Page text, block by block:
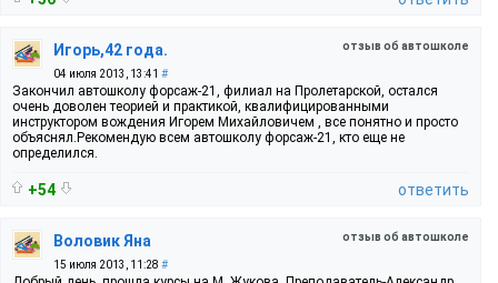
отзыв об автошколе
Игорь,42 года.
04 июля 2013, 13:41 #
Закончил автошколу форсаж-21, филиал на Пролетарской, остался
очень доволен теорией и практикой, квалифицированными
инструктором вождения Игорем Михайловичем , все понятно и просто
объяснял.Рекомендую всем автошколу форсаж-21, кто еще не
определился.
+54 ответить
отзыв об автошколе
Воловик Яна
15 июля 2013, 11:28 #